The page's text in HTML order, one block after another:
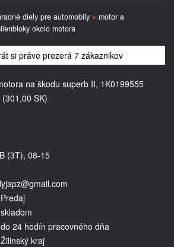
diely pre automobily » motor a
okolo motora
si práve prezerá 7 zákaznikov
na škodu superb II, 1K0199555
SK)
(3T), 08-15
Predaj
skladom
do 24 hodín pracovného dňa
Žilinský kraj